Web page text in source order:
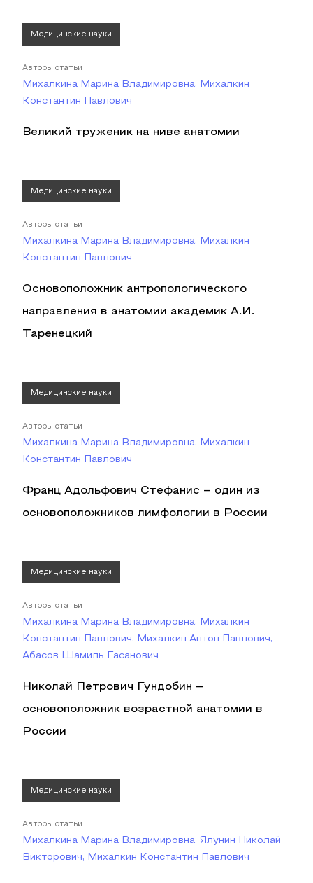
Медицинские науки
Авторы статьи
Михалкина Марина Владимировна, Михалкин
Константин Павлович
Великий труженик на ниве анатомии
Медицинские науки
Авторы статьи
Михалкина Марина Владимировна, Михалкин
Константин Павлович
Основоположник антропологического
направления в анатомии академик А.И.
Таренецкий
Медицинские науки
Авторы статьи
Михалкина Марина Владимировна, Михалкин
Константин Павлович
Франц Адольфович Стефанис – один из
основоположников лимфологии в России
Медицинские науки
Авторы статьи
Михалкина Марина Владимировна, Михалкин
Константин Павлович, Михалкин Антон Павлович,
Абасов Шамиль Гасанович
Николай Петрович Гундобин –
основоположник возрастной анатомии в
России
Медицинские науки
Авторы статьи
Михалкина Марина Владимировна, Ялунин Николай
Викторович, Михалкин Константин Павлович